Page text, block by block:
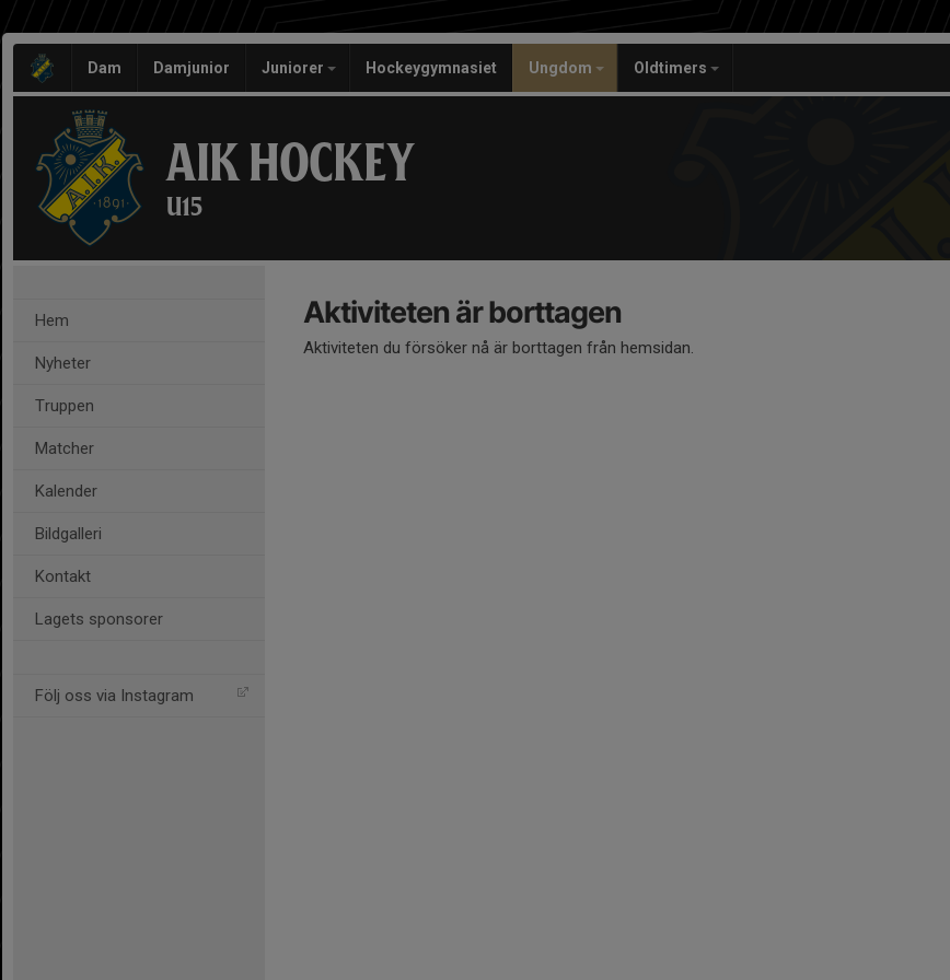
Dam Damjunior Juniorer Hockeygymnasiet Ungdom Oldtimers
AIK HOCKEY
U15
Hem
Nyheter
Truppen
Matcher
Kalender
Bildgalleri
Kontakt
Lagets sponsorer
Följ oss via Instagram
Aktiviteten är borttagen
Aktiviteten du försöker nå är borttagen från hemsidan.